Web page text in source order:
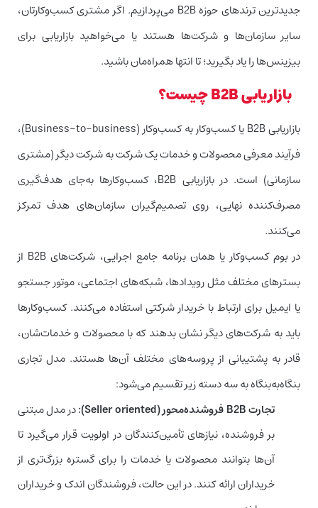
جدیدترین ترندهای حوزه B2B می‌پردازیم. اگر مشتری کسب‌‌وکارتان،
سایر سازمان‌ها و شرکت‌ها هستند یا می‌خواهید بازاریابی برای
بیزینس‌ها را یاد بگیرید؛ تا انتها همراه‌مان باشید.
بازاریابی B2B چیست؟
بازاریابی B2B یا کسب‌وکار به کسب‌وکار (Business-to-business)،
فرآیند معرفی محصولات و خدمات یک شرکت به شرکت دیگر (مشتری
سازمانی) است. در بازاریابی B2B، کسب‌وکارها به‌جای‌ هدف‌گیری
مصرف‌کننده نهایی، روی تصمیم‌گیران سازمان‌های هدف تمرکز
می‌کنند.
در بوم کسب‌وکار یا همان برنامه جامع اجرایی، شرکت‌های B2B از
بسترهای مختلف مثل رویدادها، شبکه‌های اجتماعی، موتور جستجو
یا ایمیل برای ارتباط با خریدار شرکتی استفاده می‌کنند. کسب‌وکارها
باید به شرکت‌های دیگر نشان بدهند که با محصولات و خدمات‌شان،
قادر به پشتیبانی از پروسه‌های مختلف آن‌ها هستند. مدل تجاری
بنگاه‌به‌بنگاه به سه دسته زیر تقسیم می‌شود:
تجارت B2B فروشنده‌محور (Seller oriented):
در مدل مبتنی
بر فروشنده، نیازهای تأمین‌کنندگان در اولویت قرار می‌گیرد تا
آن‌ها بتوانند محصولات یا خدمات را برای گستره بزرگ‌تری از
خریداران ارائه کنند. در این حالت، فروشندگان اندک و خریداران